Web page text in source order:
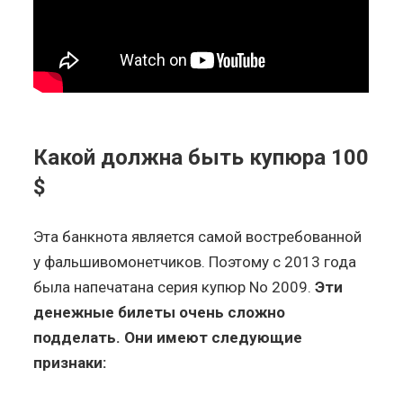
Какой должна быть купюра 100
$
Эта банкнота является самой востребованной
у фальшивомонетчиков. Поэтому с 2013 года
была напечатана серия купюр No 2009.Эти
денежные билеты очень сложно
подделать. Они имеют следующие
признаки: